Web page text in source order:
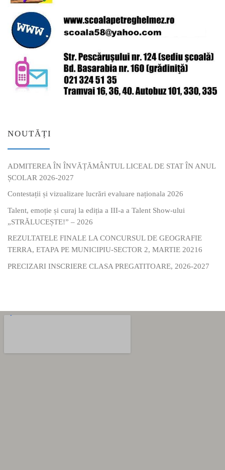
NOUTĂȚI
ADMITEREA ÎN ÎNVĂȚĂMÂNTUL LICEAL DE STAT ÎN ANUL
ȘCOLAR 2026-2027
Contestații și vizualizare lucrări evaluare naționala 2026
Talent, emoție și curaj la ediția a III-a a Talent Show-ului
„STRĂLUCEȘTE!” – 2026
REZULTATELE FINALE LA CONCURSUL DE GEOGRAFIE
TERRA, ETAPA PE MUNICIPIU-SECTOR 2, MARTIE 20216
PRECIZARI INSCRIERE CLASA PREGATITOARE, 2026-2027